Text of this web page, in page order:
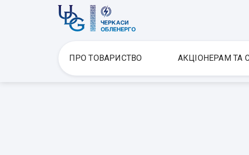
ПРО ТОВАРИСТВО АКЦІОНЕРАМ ТА